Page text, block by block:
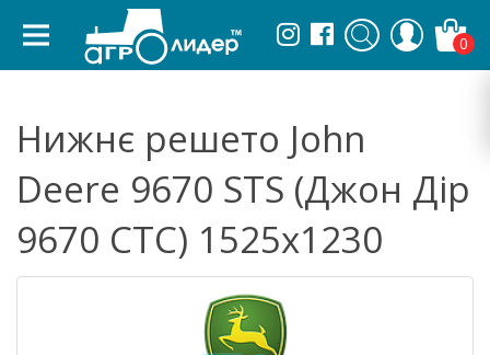
0
Нижнє решето John
Deere 9670 STS (Джон Дір
9670 СТС) 1525х1230